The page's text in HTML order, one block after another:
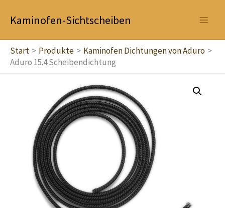
InhaltKaminofen-Sichtscheiben
Start Produkte
Kaminofen Dichtungen von Aduro
Aduro 15.4 Scheibendichtung